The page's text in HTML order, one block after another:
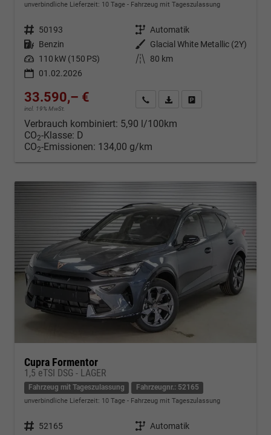
unverbindliche Lieferzeit: 10 Tage Fahrzeug mit Tageszulassung
Fahrzeugnr. 50193 Getriebe Automatik
Kraftstoff Benzin Außenfarbe
Glacial White Metallic (2Y)
Leistung 110 kW (150 PS) Kilometerstand
80 km
01.02.2026
33.590,– €
incl. 19% MwSt.
Kontakt & Angebot anfordern
PDF-Datei, Fahrzeugexposé
Verbrauch kombiniert: 5,90 l/100km
CO2-Klasse: D
CO2-Emissionen: 134,00 g/km
Cupra Formentor
1,5 eTSI DSG - LAGER
Fahrzeug mit Tageszulassung Fahrzeugnr.: 52165
unverbindliche Lieferzeit: 10 Tage Fahrzeug mit Tageszulassung
Fahrzeugnr. 52165 Getriebe Automatik